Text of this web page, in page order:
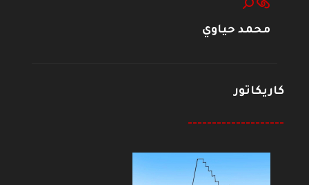
محمد حياوي
كاريكاتور
--------------------